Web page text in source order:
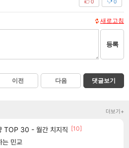
0
0
새로고침
등록
이전 다음 댓글보기
더보기+
TOP 30 - 월간 치지직 [10]
는 민교